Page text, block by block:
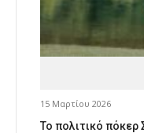
15 Μαρτίου 2026
Το πολιτικό